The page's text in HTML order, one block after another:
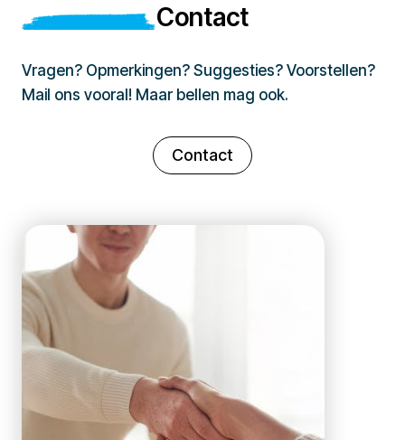
Contact
Vragen? Opmerkingen? Suggesties? Voorstellen?
Mail ons vooral! Maar bellen mag ook.
Contact